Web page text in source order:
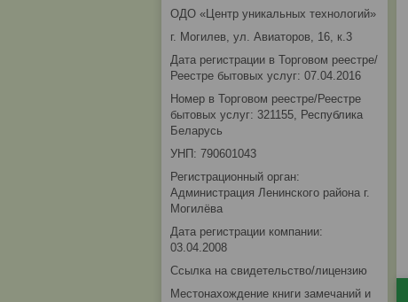
ОДО «Центр уникальных технологий»
г. Могилев, ул. Авиаторов, 16, к.3
Дата регистрации в Торговом реестре/
Реестре бытовых услуг: 07.04.2016
Номер в Торговом реестре/Реестре
бытовых услуг: 321155, Республика
Беларусь
УНП: 790601043
Регистрационный орган:
Администрация Ленинского района г.
Могилёва
Дата регистрации компании:
03.04.2008
Ссылка на свидетельство/лицензию
Местонахождение книги замечаний и